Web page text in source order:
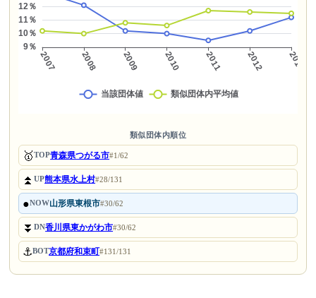
類似団体内順位
🥇TOP青森県つがる市#1/62
⏫UP熊本県水上村#28/131
●NOW山形県東根市#30/62
⏬DN香川県東かがわ市#30/62
⚓BOT京都府和束町#131/131